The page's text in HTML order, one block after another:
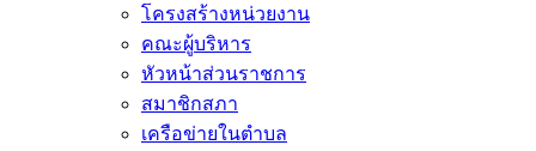
โครงสร้างหน่วยงาน
คณะผู้บริหาร
หัวหน้าส่วนราชการ
สมาชิกสภา
เครือข่ายในตำบล